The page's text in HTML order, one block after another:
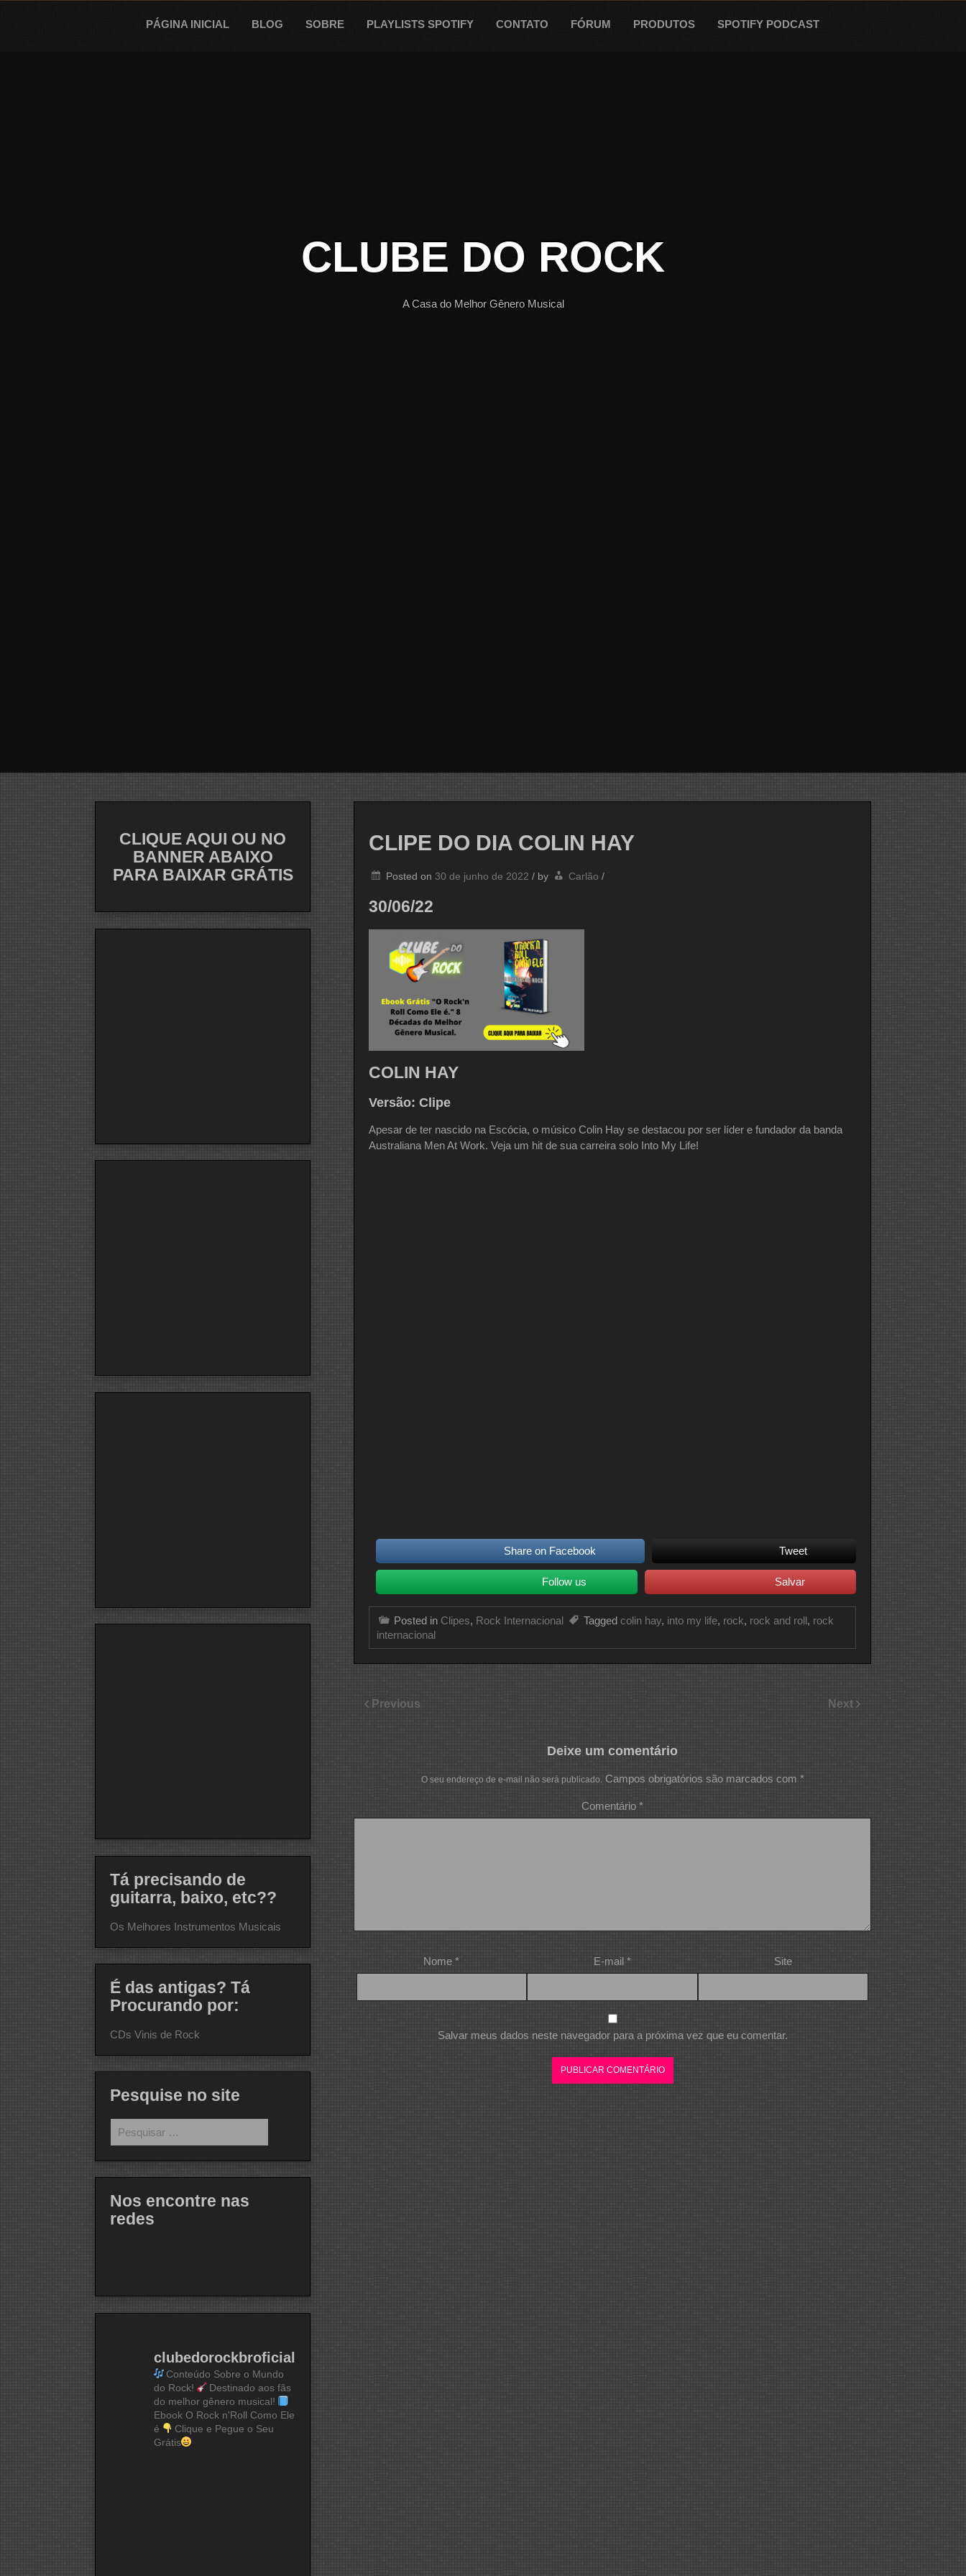
PÁGINA INICIAL BLOG SOBRE PLAYLISTS SPOTIFY CONTATO FÓRUM PRODUTOS SPOTIFY PODCAST
CLUBE DO ROCK
A Casa do Melhor Gênero Musical
CLIPE DO DIA COLIN HAY
Posted on 30 de junho de 2022 / by Carlão /
30/06/22
COLIN HAY
Versão: Clipe
Apesar de ter nascido na Escócia, o músico Colin Hay se destacou por ser líder e fundador da banda
Australiana Men At Work. Veja um hit de sua carreira solo Into My Life!
Share on Facebook Tweet
Follow us Salvar
Posted in Clipes, Rock Internacional Tagged colin hay, into my life, rock, rock and roll, rock
internacional
Previous Next
Deixe um comentário
O seu endereço de e-mail não será publicado. Campos obrigatórios são marcados com *
Comentário *
Nome* E-mail * Site
Salvar meus dados neste navegador para a próxima vez que eu comentar.
CLIQUE AQUI OU NO
BANNER ABAIXO
PARA BAIXAR GRÁTIS
Tá precisando de
guitarra, baixo, etc??
Os Melhores Instrumentos Musicais
É das antigas? Tá
Procurando por:
CDs Vinis de Rock
Pesquise no site
por:
Nos encontre nas
redes
clubedorockbroficial
Conteúdo Sobre o Mundo
do Rock!
Destinado aos fãs
do melhor gênero musical!
Ebook O Rock n'Roll Como Ele
é
Clique e Pegue o Seu
Grátis